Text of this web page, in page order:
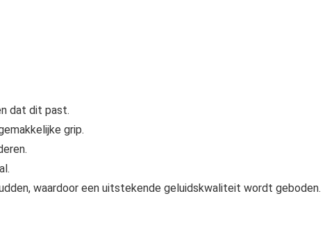
dat dit past.
grip.
waardoor een uitstekende geluidskwaliteit wordt geboden.